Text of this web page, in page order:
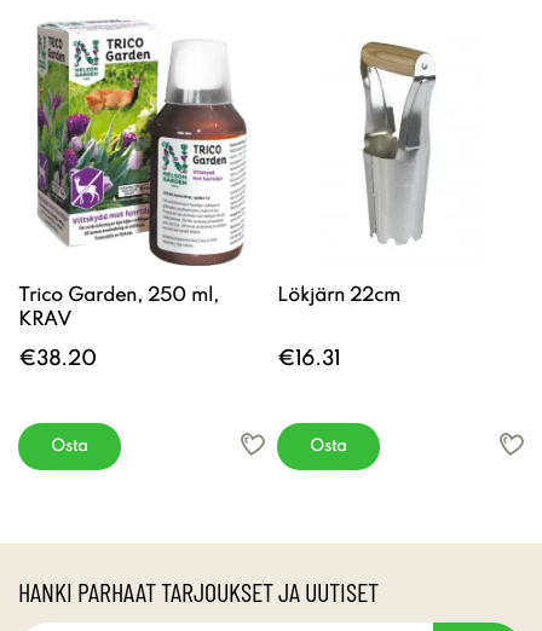
Trico Garden, 250 ml,
KRAV
€38.20
Osta
Lökjärn 22cm
€16.31
Osta
HANKI PARHAAT TARJOUKSET JA UUTISET